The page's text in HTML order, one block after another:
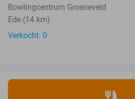
Bowlingcentrum Groeneveld
Ede (14 km)
Verkocht: 0